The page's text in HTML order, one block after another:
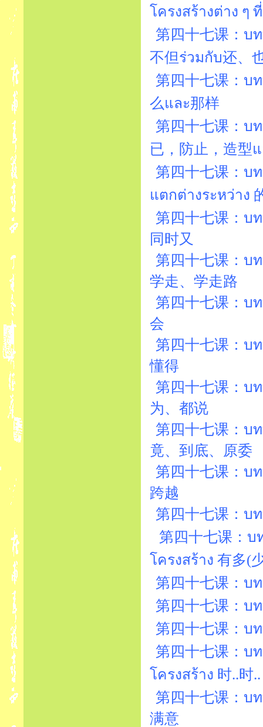
โครงสร้างต่าง ๆ
第四十七课：บ
不但ร่วมกับ还、
第四十七课：บ
么และ那样
第四十七课：บ
已，防止，造型
第四十七课：บ
แตกต่างระหว่าง
第四十七课：บ
同时又
第四十七课：บ
学走、学走路
第四十七课：บ
会
第四十七课：บ
懂得
第四十七课：บ
为、都说
第四十七课：บ
竟、到底、原委
第四十七课：บ
跨越
第四十七课：บ
第四十七课：บ
โครงสร้าง 有多(
第四十七课：บ
第四十七课：บ
第四十七课：บ
第四十七课：บ
โครงสร้าง 时..时..
第四十七课：บ
满意